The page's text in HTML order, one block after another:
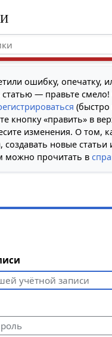
ошибку, опечатку,
— правьте смело!
(быстро
кнопку «править» в
изменения. О том,
создавать новые
можно прочитать в